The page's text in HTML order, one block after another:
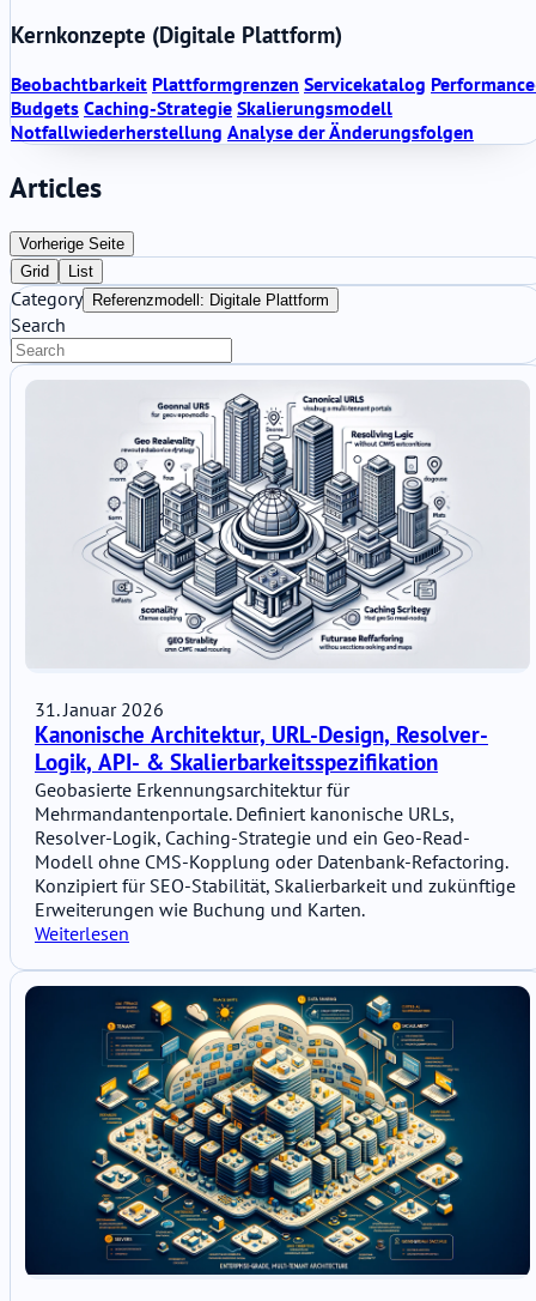
Kernkonzepte (Digitale Plattform)
Beobachtbarkeit Plattformgrenzen Servicekatalog
Budgets Caching-Strategie Skalierungsmodell
Notfallwiederherstellung Analyse der Änderungsfolgen
Articles
Vorherige Seite
Grid
List
Category Referenzmodell: Digitale Plattform
Search
31. Januar 2026
Kanonische Architektur, URL-Design, Resolver-
Logik, API- & Skalierbarkeitsspezifikation
Geobasierte Erkennungsarchitektur für
Mehrmandantenportale. Definiert kanonische URLs,
Resolver-Logik, Caching-Strategie und ein Geo-Read-
Modell ohne CMS-Kopplung oder Datenbank-Refactoring.
Konzipiert für SEO-Stabilität, Skalierbarkeit und zukünftige
Erweiterungen wie Buchung und Karten.
Weiterlesen